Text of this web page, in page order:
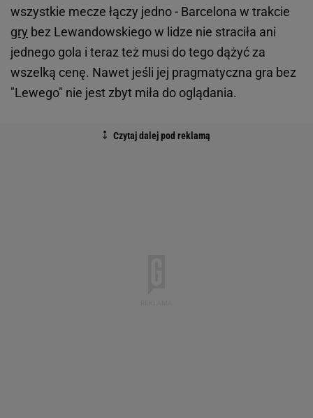
wszystkie mecze łączy jedno - Barcelona w trakcie
gry bez Lewandowskiego w lidze nie straciła ani
jednego gola i teraz też musi do tego dążyć za
wszelką cenę. Nawet jeśli jej pragmatyczna gra bez
"Lewego" nie jest zbyt miła do oglądania.